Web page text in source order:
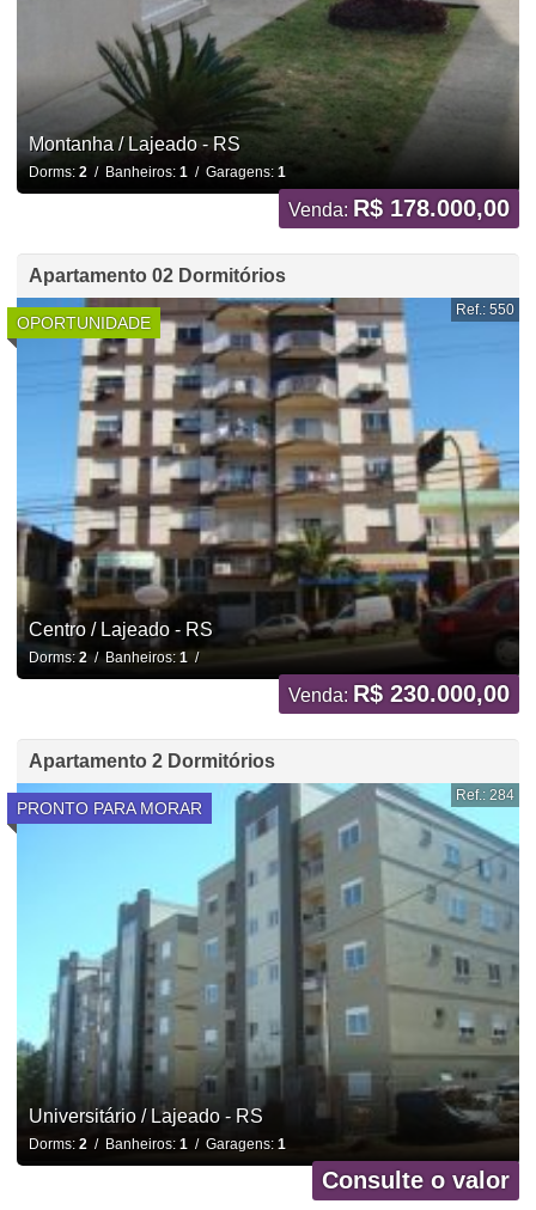
Montanha / Lajeado - RS
Dorms: 2 / Banheiros: 1 / Garagens: 1
Venda: R$ 178.000,00
Apartamento 02 Dormitórios
OPORTUNIDADE
Ref.: 550
Centro / Lajeado - RS
Dorms: 2/ Banheiros: 1/
Venda: R$ 230.000,00
Apartamento 2 Dormitórios
PRONTO PARA MORAR
Ref.: 284
Universitário / Lajeado - RS
Dorms: 2/ Banheiros: 1/ Garagens: 1
Consulte o valor